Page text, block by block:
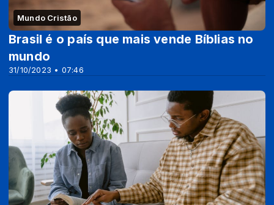
Mundo Cristão
31/10/2023 • 07:46
Brasil é o país que mais vende Bíblias no
mundo